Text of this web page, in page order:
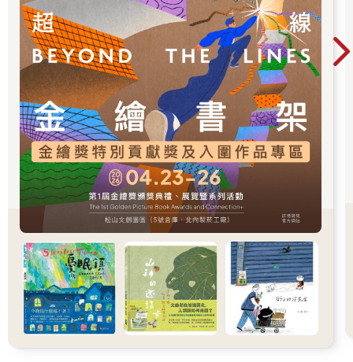
題，而「創造意義」例程則是聚焦在定義單一概念、想法、主題
或事件，因此，需要學生帶著許多自己的知識進入這項例程。因
為這個原因，它經常被運用在：
◇拆解熟悉的想法，例如：社群、霸凌或學習，以便獲
得更深入的見解，和發展更具有共識的意義，或者
◇在一個單元主題（例如：永續性、革命或分數）結束
時，作為一種總結和彙整學習內容的方法。
不管是在哪種情境，學生都必須對該主題擁有豐富的想法，而且
主題中必須有可被定義的事物。
．步驟．
在每個小組的桌上放一大張海報紙，也可以將海報紙
掛在牆上。在每張桌上放5到8枝同一顏色的麥克筆（例如，一桌
放藍色，一桌紅色，一桌橘色……等等）。準備好便條紙，在最
後一輪發放給學生一人一張。每組最少5人，最多8人。進行例程
的每個步驟時，準備好在白板上寫出該步驟。
2.提出創造意義的主題。請一位學生在海報紙中央寫上要探討
的語詞╱概念、主題或想法，鼓勵學生想一想，當他們聽到該語
詞時，腦海浮現哪些其他的語詞。